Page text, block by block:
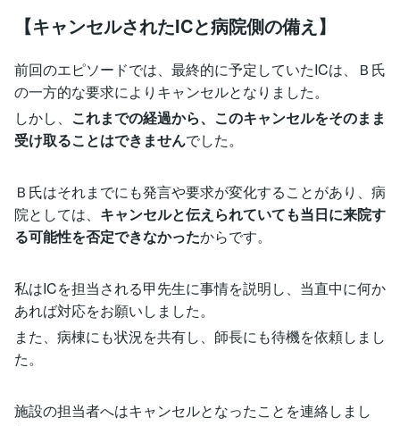
【キャンセルされたICと病院側の備え】
前回のエピソードでは、最終的に予定していたICは、Ｂ氏
の一方的な要求によりキャンセルとなりました。
しかし、 これまでの経過から、このキャンセルをそのまま
受け取ることはできませんでした。
Ｂ氏はそれまでにも発言や要求が変化することがあり、病
院としては、 キャンセルと伝えられていても当日に来院す
る可能性を否定できなかったからです。
私はICを担当される甲先生に事情を説明し、当直中に何か
あれば対応をお願いしました。
また、病棟にも状況を共有し、師長にも待機を依頼しまし
た。
施設の担当者へはキャンセルとなったことを連絡しまし